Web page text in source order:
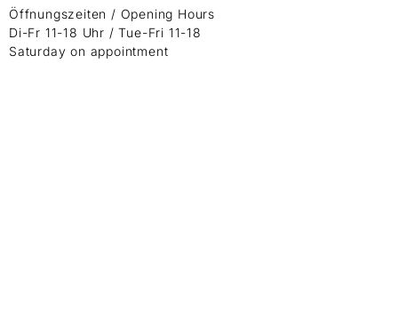
Öffnungszeiten / Opening Hours
Di-Fr 11-18 Uhr / Tue-Fri 11-18
Saturday on appointment